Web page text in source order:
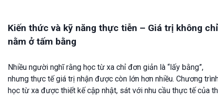
Kiến thức và kỹ năng thực tiễn – Giá trị không chỉ
nằm ở tấm bằng
Nhiều người nghĩ rằng học từ xa chỉ đơn giản là “lấy bằng”,
nhưng thực tế giá trị nhận được còn lớn hơn nhiều. Chương
học từ xa được thiết kế cập nhật, sát với nhu cầu thực tế của